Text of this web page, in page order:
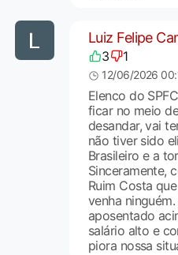
Luiz Felipe
3 1
12/06/2026
Elenco do
ficar no meio
desandar, vai
não tiver sido
Brasileiro e a
Sinceramente,
Ruim Costa
venha
aposentado
salário alto e
piora nossa